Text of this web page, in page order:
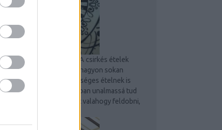
Sült csirkecombos tészta
A csirkés ételek
mindig megunhatatlanok, nagyon sokan
szeretik és egyben egészséges ételnek is
számít. Egy idő után azonban unalmassá tud
válni, ezért érdemes lehet valahogy feldobni,